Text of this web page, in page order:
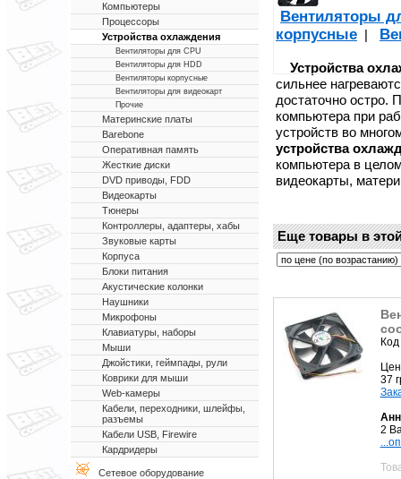
Компьютеры
Процессоры
Устройства охлаждения
Вентиляторы для CPU
Вентиляторы для HDD
Вентиляторы корпусные
Вентиляторы для видеокарт
Прочие
Материнские платы
Barebone
Оперативная память
Жесткие диски
DVD приводы, FDD
Видеокарты
Тюнеры
Контроллеры, адаптеры, хабы
Звуковые карты
Корпуса
Блоки питания
Акустические колонки
Наушники
Микрофоны
Клавиатуры, наборы
Мыши
Джойстики, геймпады, рули
Коврики для мыши
Web-камеры
Кабели, переходники, шлейфы,
разъемы
Кабели USB, Firewire
Кардридеры
Сетевое оборудование
Вентиляторы
корпусные |
Устройства
сильнее
достаточно остро.
компьютера при
устройств во
устройства
компьютера в
видеокарты,
Еще товары в
37
2